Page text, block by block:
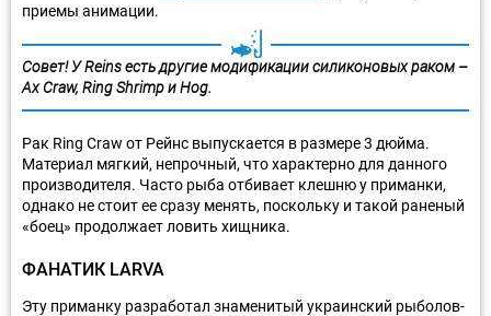
приемы анимации.
Совет! У Reins есть другие модификации силиконовых раком –
Ax Craw, Ring Shrimp и Hog.
Рак Ring Craw от Рейнс выпускается в размере 3 дюйма.
Материал мягкий, непрочный, что характерно для данного
производителя. Часто рыба отбивает клешню у приманки,
однако не стоит ее сразу менять, поскольку и такой раненый
«боец» продолжает ловить хищника.
ФАНАТИК LARVA
Эту приманку разработал знаменитый украинский рыболов-